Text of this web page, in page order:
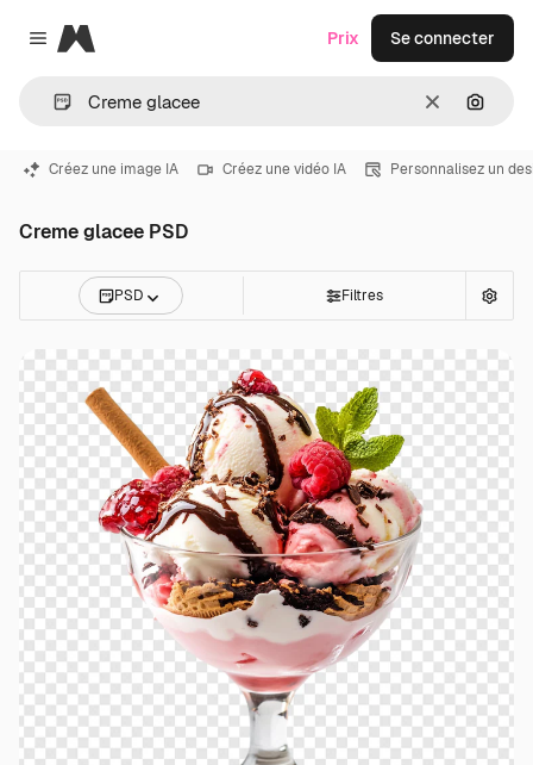
Close menu
Magnific
Effacer
Prix Se connecter
Créez une image IA Créez une vidéo IA Personnalisez un
Creme glacee PSD
PSD Filtres